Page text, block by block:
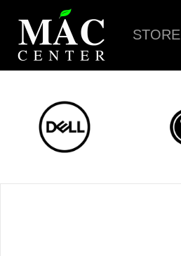
STORE